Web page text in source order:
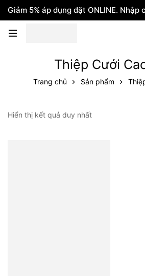
Giảm 5% áp dụng đặt ONLINE. Nhập
Thiệp Cưới
Trang chủ Sản phẩm
Hiển thị kết quả duy nhất